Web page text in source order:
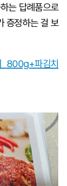
는 답례품으로
증정하는 걸 보
800g+파김치